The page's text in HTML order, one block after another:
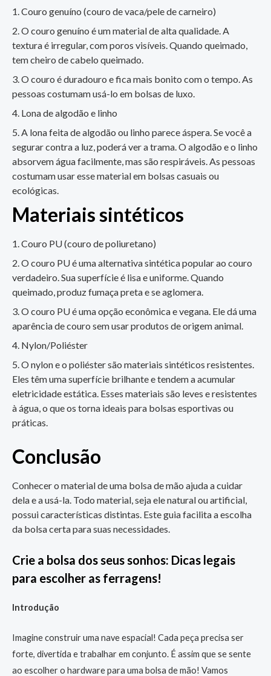
Couro genuíno (couro de vaca/pele de carneiro)
O couro genuíno é um material de alta qualidade. A
textura é irregular, com poros visíveis. Quando queimado,
tem cheiro de cabelo queimado.
O couro é duradouro e fica mais bonito com o tempo. As
pessoas costumam usá-lo em bolsas de luxo.
Lona de algodão e linho
A lona feita de algodão ou linho parece áspera. Se você a
segurar contra a luz, poderá ver a trama. O algodão e o linho
absorvem água facilmente, mas são respiráveis. As pessoas
costumam usar esse material em bolsas casuais ou
ecológicas.
Materiais sintéticos
Couro PU (couro de poliuretano)
O couro PU é uma alternativa sintética popular ao couro
verdadeiro. Sua superfície é lisa e uniforme. Quando
queimado, produz fumaça preta e se aglomera.
O couro PU é uma opção econômica e vegana. Ele dá uma
aparência de couro sem usar produtos de origem animal.
Nylon/Poliéster
O nylon e o poliéster são materiais sintéticos resistentes.
Eles têm uma superfície brilhante e tendem a acumular
eletricidade estática. Esses materiais são leves e resistentes
à água, o que os torna ideais para bolsas esportivas ou
práticas.
Conclusão
Conhecer o material de uma bolsa de mão ajuda a cuidar
dela e a usá-la. Todo material, seja ele natural ou artificial,
possui características distintas. Este guia facilita a escolha
da bolsa certa para suas necessidades.
Crie a bolsa dos seus sonhos: Dicas legais
para escolher as ferragens!
Introdução
Imagine construir uma nave espacial! Cada peça precisa ser
forte, divertida e trabalhar em conjunto. É assim que se sente
ao escolher o hardware para uma bolsa de mão! Vamos